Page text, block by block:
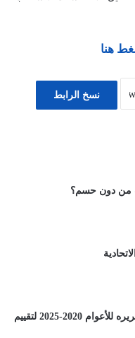
هنا
نسخ الرابط
من دون حسم؟
مركز البيدر يطلق تقريره للأعوام 2020-2025 لتقييم